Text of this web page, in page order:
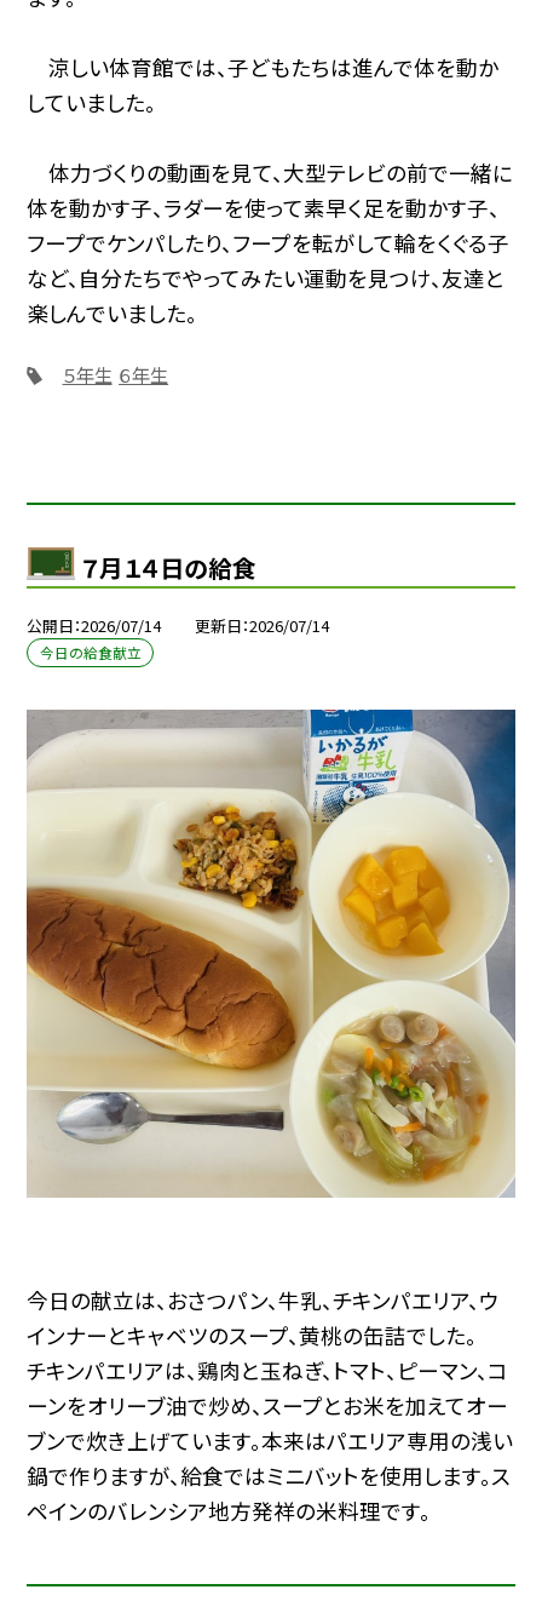
涼しい体育館では、子どもたちは進んで体を動か
していました。
体力づくりの動画を見て、大型テレビの前で一緒に
体を動かす子、ラダーを使って素早く足を動かす子、
フープでケンパしたり、フープを転がして輪をくぐる子
など、自分たちでやってみたい運動を見つけ、友達と
楽しんでいました。
５年生 ６年生
７月１４日の給食
公開日 2026/07/14 更新日 2026/07/14
今日の給食献立
今日の献立は、おさつパン、牛乳、チキンパエリア、ウ
インナーとキャベツのスープ、黄桃の缶詰でした。
チキンパエリアは、鶏肉と玉ねぎ、トマト、ピーマン、コ
ーンをオリーブ油で炒め、スープとお米を加えてオー
ブンで炊き上げています。本来はパエリア専用の浅い
鍋で作りますが、給食ではミニバットを使用します。ス
ペインのバレンシア地方発祥の米料理です。